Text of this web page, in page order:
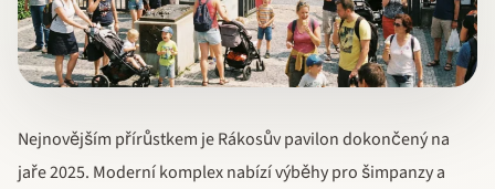
Nejnovějším přírůstkem je Rákosův pavilon dokončený na
jaře 2025. Moderní komplex nabízí výběhy pro šimpanzy a